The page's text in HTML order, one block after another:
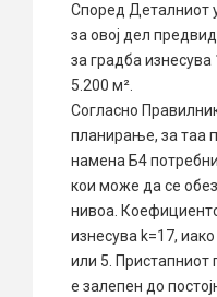
Според Деталниот
за овој дел
за градба
5.200 м².
Согласно
планирање, за таа
намена Б4
кои може да се
нивоа.
изнесува k=17,
или 5. Пристапниот
е залепен до